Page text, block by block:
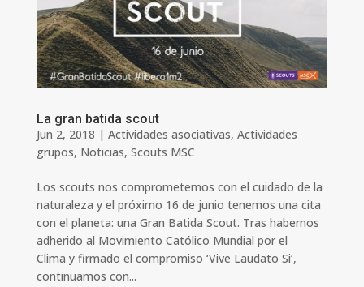
La gran batida scout
Jun 2, 2018 | Actividades asociativas, Actividades
grupos, Noticias, Scouts MSC
Los scouts nos comprometemos con el cuidado de la
naturaleza y el próximo 16 de junio tenemos una cita
con el planeta: una Gran Batida Scout. Tras habernos
adherido al Movimiento Católico Mundial por el
Clima y firmado el compromiso ‘Vive Laudato Si‘,
continuamos con...